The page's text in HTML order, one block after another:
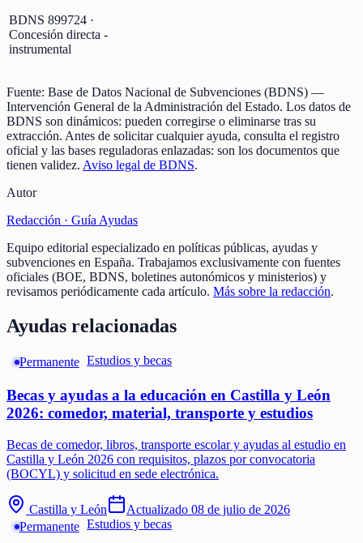
BDNS 899724 ·
Concesión directa -
instrumental
Fuente: Base de Datos Nacional de Subvenciones (BDNS) —
Intervención General de la Administración del Estado. Los datos de
BDNS son dinámicos: pueden corregirse o eliminarse tras su
extracción. Antes de solicitar cualquier ayuda, consulta el registro
oficial y las bases reguladoras enlazadas: son los documentos que
tienen validez. Aviso legal de BDNS.
Autor
Redacción · Guía Ayudas
Equipo editorial especializado en políticas públicas, ayudas y
subvenciones en España. Trabajamos exclusivamente con fuentes
oficiales (BOE, BDNS, boletines autonómicos y ministerios) y
revisamos periódicamente cada artículo. Más sobre la redacción.
Ayudas relacionadas
Permanente Estudios y becas
Becas y ayudas a la educación en Castilla y León
2026: comedor, material, transporte y estudios
Becas de comedor, libros, transporte escolar y ayudas al estudio en
Castilla y León 2026 con requisitos, plazos por convocatoria
(BOCYL) y solicitud en sede electrónica.
Castilla y León Actualizado 08 de julio de 2026
Permanente Estudios y becas